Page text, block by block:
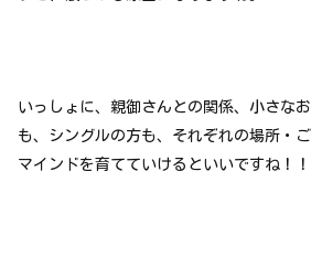
いっしょに、親御さんとの関係、小さな
も、シングルの方も、それぞれの場所・
マインドを育てていけるといいですね！！